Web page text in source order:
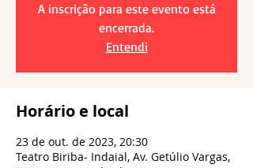
A inscrição para este evento está
encerrada.
Entendi
Horário e local
23 de out. de 2023, 20:30
Teatro Biriba- Indaial, Av. Getúlio Vargas,